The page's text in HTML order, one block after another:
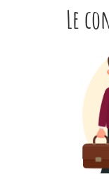
Le